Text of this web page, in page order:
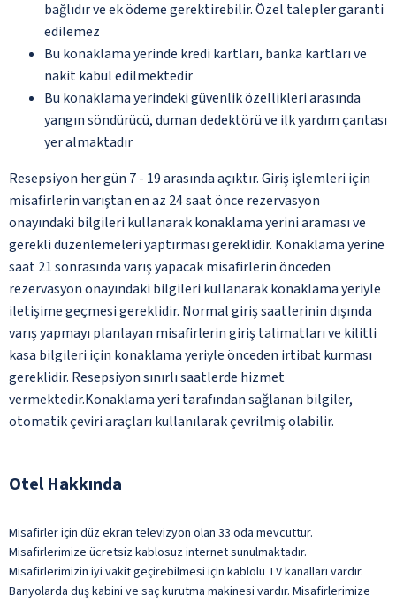
bağlıdır ve ek ödeme gerektirebilir. Özel talepler garanti
edilemez
Bu konaklama yerinde kredi kartları, banka kartları ve
nakit kabul edilmektedir
Bu konaklama yerindeki güvenlik özellikleri arasında
yangın söndürücü, duman dedektörü ve ilk yardım çantası
yer almaktadır
Resepsiyon her gün 7 - 19 arasında açıktır. Giriş işlemleri için
misafirlerin varıştan en az 24 saat önce rezervasyon
onayındaki bilgileri kullanarak konaklama yerini araması ve
gerekli düzenlemeleri yaptırması gereklidir. Konaklama yerine
saat 21 sonrasında varış yapacak misafirlerin önceden
rezervasyon onayındaki bilgileri kullanarak konaklama yeriyle
iletişime geçmesi gereklidir. Normal giriş saatlerinin dışında
varış yapmayı planlayan misafirlerin giriş talimatları ve kilitli
kasa bilgileri için konaklama yeriyle önceden irtibat kurması
gereklidir. Resepsiyon sınırlı saatlerde hizmet
vermektedir.Konaklama yeri tarafından sağlanan bilgiler,
otomatik çeviri araçları kullanılarak çevrilmiş olabilir.
Otel Hakkında
Misafirler için düz ekran televizyon olan 33 oda mevcuttur.
Misafirlerimize ücretsiz kablosuz internet sunulmaktadır.
Misafirlerimizin iyi vakit geçirebilmesi için kablolu TV kanalları vardır.
Banyolarda duş kabini ve saç kurutma makinesi vardır. Misafirlerimize